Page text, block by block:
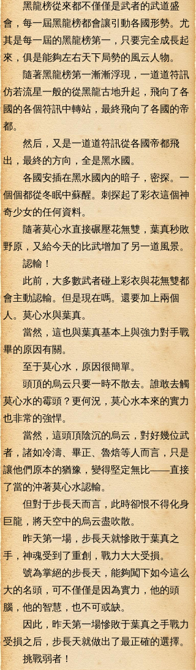
黑龍榜從來都不僅僅是武者的武道盛
會，每一屆黑龍榜都會讓引動各國形勢。尤
其是每一屆的黑龍榜第一，只要完全成長起
來，俱是能夠左右天下局勢的風云人物。
隨著黑龍榜第一漸漸浮現，一道道符訊
仿若流星一般的從黑龍古地升起，飛向了各
國的各個符訊中轉站，最終飛向了各國的帝
都。
然后，又是一道道符訊從各國帝都飛
出，最終的方向，全是黑水國。
各國安插在黑水國內的暗子，密探。一
個個都從冬眠中蘇醒。刺探起了彩衣這個神
奇少女的任何資料。
隨著莫心水直接碾壓花無雙，葉真秒敗
野原，又給今天的比武增加了另一道風景。
認輸！
此前，大多數武者碰上彩衣與花無雙都
會主動認輸。但是現在嗎。還要加上兩個
人。莫心水與葉真。
當然，這也與葉真基本上與強力對手戰
畢的原因有關。
至于莫心水，原因很簡單。
頭頂的烏云只要一時不散去。誰敢去觸
莫心水的霉頭？更何況，莫心水本來的實力
也非常的強悍。
當然，這頭頂陰沉的烏云，對好幾位武
者，諸如冷濤、畢正、魯焙等人而言，只是
讓他們原本的猶豫，變得堅定無比——直接
了當的沖著莫心水認輸。
但對于步長天而言，此時卻恨不得化身
巨龍，將天空中的烏云盡吹散。
昨天第一場，步長天就慘敗于葉真之
手，神魂受到了重創，戰力大大受損。
號為掌絕的步長天，能夠闖下如今這么
大的名頭，可不僅僅是因為實力，他的頭
腦，他的智慧，也不可或缺。
因此，昨天第一場慘敗于葉真之手戰力
受損之后，步長天就做出了最正確的選擇。
挑戰弱者！